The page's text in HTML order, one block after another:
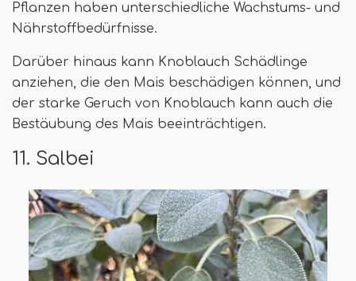
Pflanzen haben unterschiedliche Wachstums- und
Nährstoffbedürfnisse.
Darüber hinaus kann Knoblauch Schädlinge
anziehen, die den Mais beschädigen können, und
der starke Geruch von Knoblauch kann auch die
Bestäubung des Mais beeinträchtigen.
11. Salbei